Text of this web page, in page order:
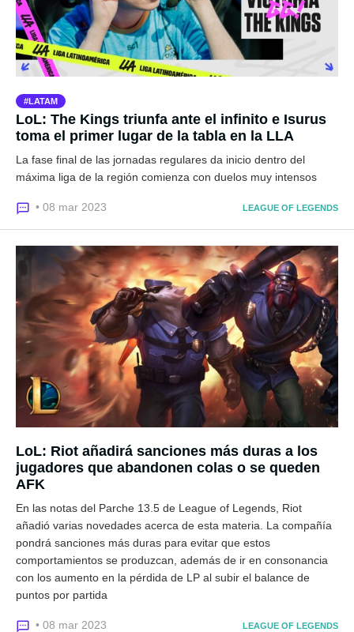
LATAM
LoL: The Kings triunfa ante el infinito e Isurus
toma el primer lugar de la tabla en la LLA
La fase final de las jornadas regulares da inicio dentro del
máxima liga de la región comienza con duelos muy intensos
• 08 mar 2023 LEAGUE OF LEGENDS
LoL: Riot añadirá sanciones más duras a los
jugadores que abandonen colas o se queden
AFK
En las notas del Parche 13.5 de League of Legends, Riot
añadió varias novedades acerca de esta materia. La compañía
pondrá sanciones más duras para evitar que estos
comportamientos se produzcan, además de ir en consonancia
con los aumento en la pérdida de LP al subir el balance de
puntos por partida
• 08 mar 2023 LEAGUE OF LEGENDS